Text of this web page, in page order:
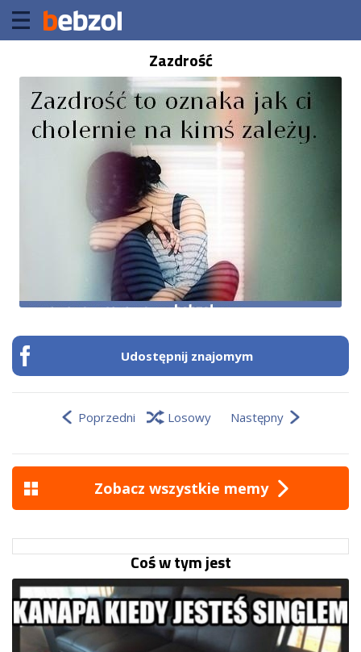
Zazdrość
Udostępnij znajomym
Poprzedni Losowy Następny
Zobacz wszystkie memy
Coś w tym jest